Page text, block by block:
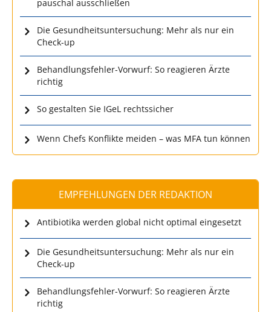
pauschal ausschließen
Die Gesundheitsuntersuchung: Mehr als nur ein
Check-up
Behandlungsfehler-Vorwurf: So reagieren Ärzte
richtig
So gestalten Sie IGeL rechtssicher
Wenn Chefs Konflikte meiden – was MFA tun können
EMPFEHLUNGEN DER REDAKTION
Antibiotika werden global nicht optimal eingesetzt
Die Gesundheitsuntersuchung: Mehr als nur ein
Check-up
Behandlungsfehler-Vorwurf: So reagieren Ärzte
richtig